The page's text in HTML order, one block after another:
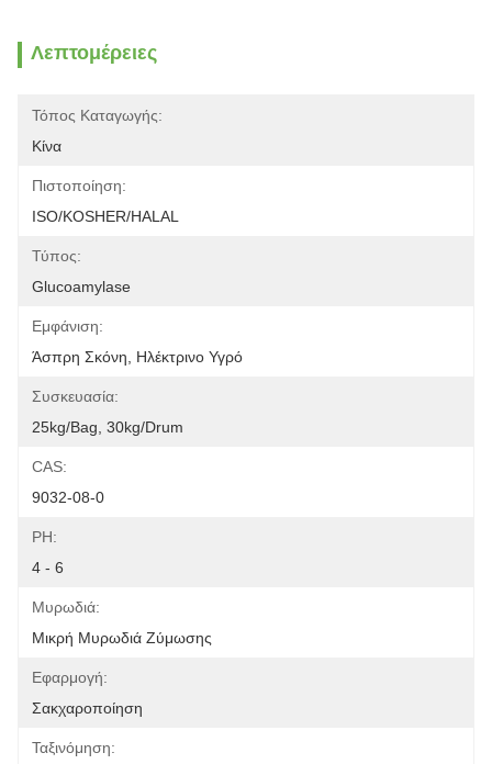
Λεπτομέρειες
Τόπος Καταγωγής:
Κίνα
Πιστοποίηση:
ISO/KOSHER/HALAL
Τύπος:
Glucoamylase
Εμφάνιση:
Άσπρη Σκόνη, Ηλέκτρινο Υγρό
Συσκευασία:
25kg/bag, 30kg/drum
CAS:
9032-08-0
PH:
4 - 6
Μυρωδιά:
Μικρή Μυρωδιά Ζύμωσης
Εφαρμογή:
Σακχαροποίηση
Ταξινόμηση: